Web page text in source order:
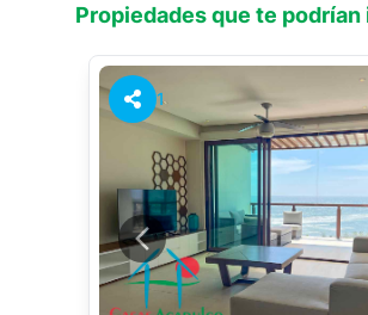
Propiedades que te
1